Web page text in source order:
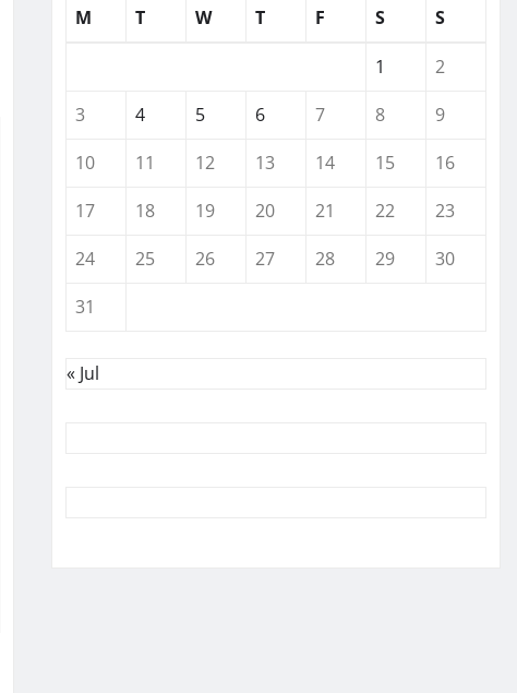
M
T W T F S S
1
2
3
4 5 6 7 8
9
10
11 12 13 14 15
16
17
18 19 20 21 22
23
24
25 26 27 28 29
30
31
« Jul